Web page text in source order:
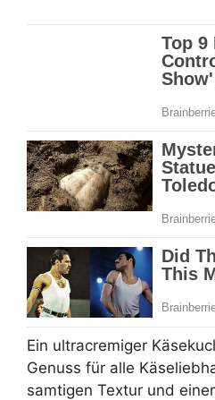
Ein ultracremiger
Genuss für alle
samtigen Textur und